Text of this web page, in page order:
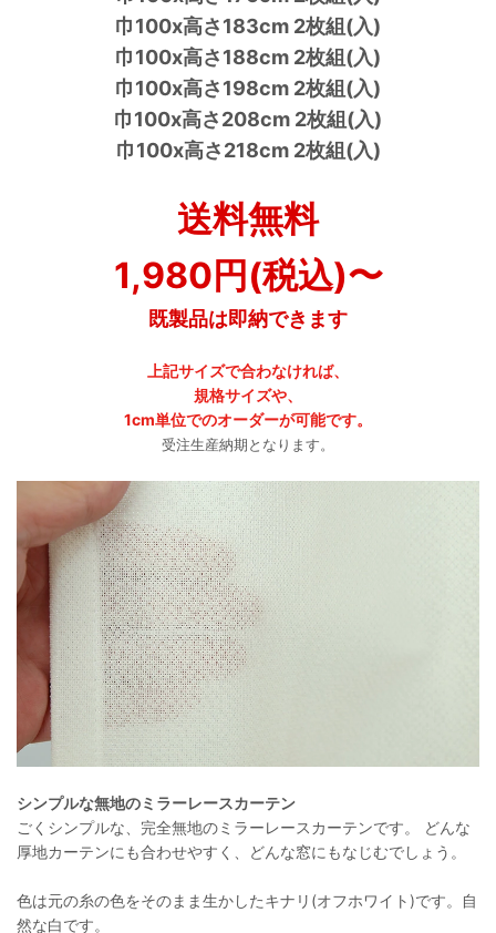
巾100x高さ183cm 2枚組(入)
巾100x高さ188cm 2枚組(入)
巾100x高さ198cm 2枚組(入)
巾100x高さ208cm 2枚組(入)
巾100x高さ218cm 2枚組(入)
送料無料
1,980円(税込)〜
既製品は即納できます
上記サイズで合わなければ、
規格サイズや、
1cm単位でのオーダーが可能です。
受注生産納期となります。
シンプルな無地のミラーレースカーテン
ごくシンプルな、完全無地のミラーレースカーテンです。 どんな
厚地カーテンにも合わせやすく、どんな窓にもなじむでしょう。
色は元の糸の色をそのまま生かしたキナリ(オフホワイト)です。自
然な白です。